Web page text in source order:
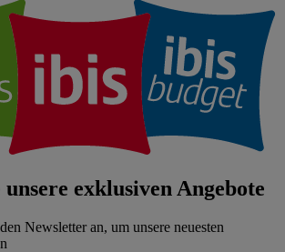
exklusiven Angebote
Newsletter an, um unsere neuesten